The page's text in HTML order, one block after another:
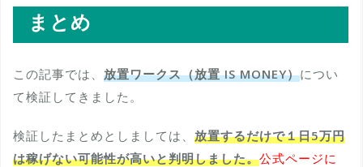
まとめ
この記事では、 放置ワークス（放置 IS MONEY）につい
て検証してきました。
検証したまとめとしましては、 放置するだけで１日5万円
は稼げない可能性が高いと判明しました。公式ページに